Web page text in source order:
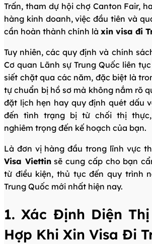
Trấn, tham dự hội chợ Canton Fair,
hàng kinh doanh, việc đầu tiên và
cần hoàn thành chính là xin visa đi
Tuy nhiên, các quy định và chính
Cơ quan Lãnh sự Trung Quốc liên
siết chặt qua các năm, đặc biệt là
tự chuẩn bị hồ sơ mà không nắm rõ
đặt lịch hẹn hay quy định quét dấu
đến tình trạng bị từ chối thị
nghiêm trọng đến kế hoạch của bạn.
Là đơn vị hàng đầu trong lĩnh vực
Visa Viettinsẽ cung cấp cho bạn
từ điều kiện, thủ tục đến quy trình
Trung Quốc mới nhất hiện nay.
1. Xác Định Diện
Hợp Khi Xin Visa Đi